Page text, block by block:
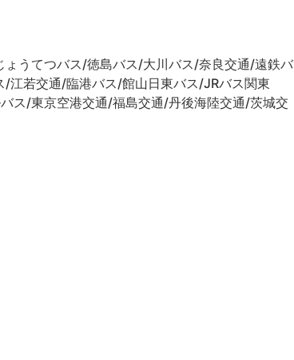
うてつバス/徳島バス/大川バス/奈良交通/遠鉄バ
若交通/臨港バス/館山日東バス/JRバス関東
ス/東京空港交通/福島交通/丹後海陸交通/茨城交